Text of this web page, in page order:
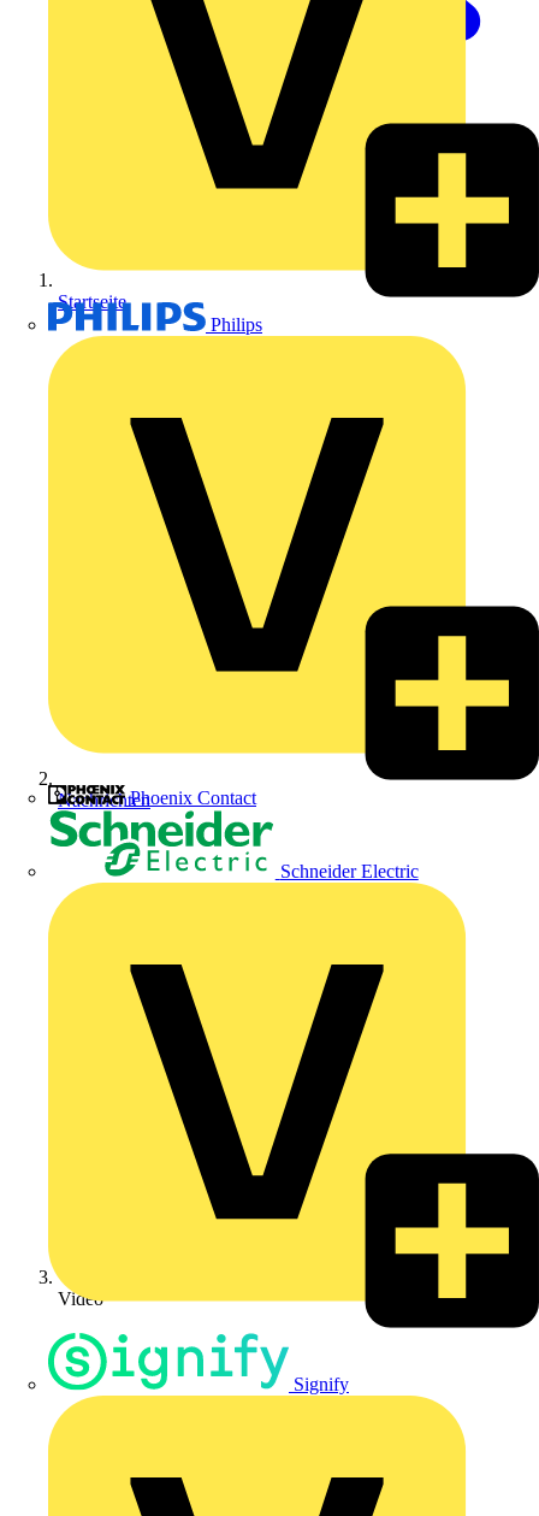
Philips
Phoenix Contact
Schneider Electric
Signify
Startseite
Nachrichten
Video